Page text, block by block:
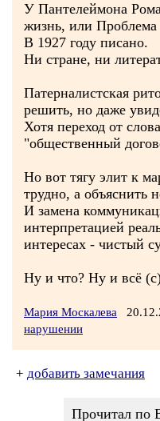
У Пантелеймона
жизнь, или Проблема
В 1927 году писано.
Ни стране, ни
Патерналистская
решить, но даже
Хотя переход от
"общественный
Но вот тягу элит к
трудно, а объяснить
И замена
интерпретацией
интересах - чистый
Ну и что? Ну и всё
Мария Москалева
нарушении
+ добавить замечания
Прочитал по